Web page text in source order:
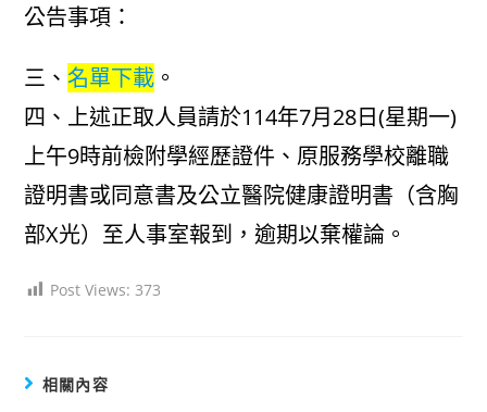
公告事項：
三、 名單下載 。
四、上述正取人員請於114年7月28日(星期一)
上午9時前檢附學經歷證件、原服務學校離職
證明書或同意書及公立醫院健康證明書（含胸
部X光）至人事室報到，逾期以棄權論。
Post Views: 373
相關內容